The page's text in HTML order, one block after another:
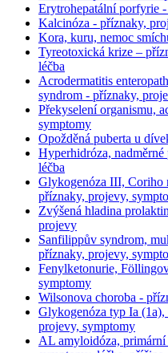
Erytrohepatální porfyrie
Kalcinóza - příznaky,
Kora, kuru, nemoc
Tyreotoxická krize –
léčba
Acrodermatitis
syndrom - příznaky,
Překyselení organismu,
symptomy
Opožděná puberta u
Hyperhidróza,
léčba
Glykogenóza III, Coriho
příznaky, projevy,
Zvýšená hladina
projevy
Sanfilippův syndrom,
příznaky, projevy,
Fenylketonurie,
symptomy
Wilsonova choroba -
Glykogenóza typ Ia
projevy, symptomy
AL amyloidóza,